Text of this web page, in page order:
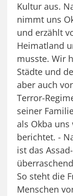
Kultur aus.
nimmt uns
und erzählt
Heimatland
musste. Wir
Städte und
aber auch
Terror-
seiner
als Okba
berichtet. -
ist das
So steht die
Menschen